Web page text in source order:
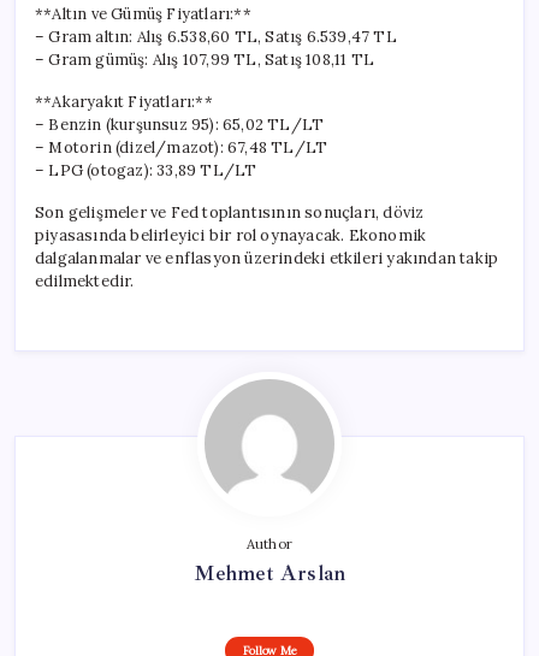
**Altın ve Gümüş Fiyatları:**
– Gram altın: Alış 6.538,60 TL, Satış 6.539,47 TL
– Gram gümüş: Alış 107,99 TL, Satış 108,11 TL
**Akaryakıt Fiyatları:**
– Benzin (kurşunsuz 95): 65,02 TL/LT
– Motorin (dizel/mazot): 67,48 TL/LT
– LPG (otogaz): 33,89 TL/LT
Son gelişmeler ve Fed toplantısının sonuçları, döviz
piyasasında belirleyici bir rol oynayacak. Ekonomik
dalgalanmalar ve enflasyon üzerindeki etkileri yakından takip
edilmektedir.
Author
Mehmet Arslan
Follow Me